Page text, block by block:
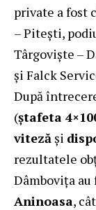
private a fost
– Pitești,
Târgoviște –
și Falck
După
(ştafeta
viteză și
rezultatele
Dâmbovița
Aninoasa,